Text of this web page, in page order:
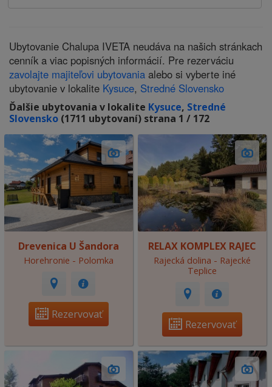
Ubytovanie Chalupa IVETA neudáva na našich stránkach
cenník a viac popisných informácií. Pre rezerváciu
zavolajte majiteľovi ubytovania alebo si vyberte iné
ubytovanie v lokalite Kysuce, Stredné Slovensko
Ďalšie ubytovania v lokalite Kysuce, Stredné
Slovensko (1711 ubytovaní) strana 1 / 172
Drevenica U Šandora
Horehronie - Polomka
Rezervovať
RELAX KOMPLEX RAJEC
Rajecká dolina - Rajecké
Teplice
Rezervovať